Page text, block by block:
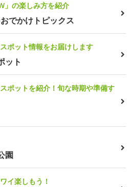
」の楽しみ方を紹介
でかけトピックス
ポット情報をお届けします
ット
ポットを紹介！旬な時期や準備す
園
イ楽しもう！